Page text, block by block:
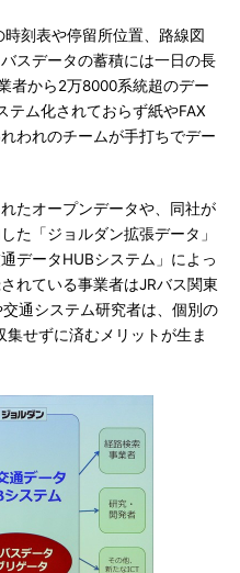
刻表や停留所位置、路線図
スデータの蓄積には一日の長
者から2万8000系統超のデー
テム化されておらず紙やFAX
われのチームが手打ちでデー
たオープンデータや、同社が
た「ジョルダン拡張データ」
データHUBシステム」によっ
れている事業者はJRバス関東
通システム研究者は、個別の
せずに済むメリットが生ま